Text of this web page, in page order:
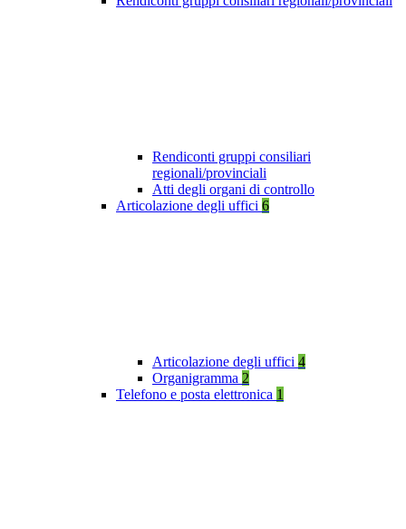
Rendiconti gruppi consiliari
regionali/provinciali
Atti degli organi di controllo
Articolazione degli uffici 6
Articolazione degli uffici 4
Organigramma 2
Telefono e posta elettronica 1